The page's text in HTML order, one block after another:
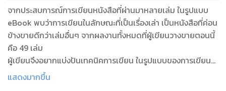
จากประสบการณ์การเขียนหนังสือที่ผ่านมาหลายเล่ม ในรูปแบบ
eBook พบว่าการเขียนในลักษณะที่เป็นเรื่องเล่า เป็นหนังสือที่ค่อน
ข้างขายดีกว่าเล่มอื่นๆ จากผลงานทั้งหมดที่ผู้เขียนวางขายตอนนี้
คือ 49 เล่ม
ผู้เขียนจึงอยากแบ่งปันเทคนิคการเขียน ในรูปแบบของการเขียน
เรื่องเล่ามาเผยแพร่ให้กับนักเขียน โดยเฉพาะผู้ที่เริ่มเขียนหนังสือ
แสดงมากขึ้น